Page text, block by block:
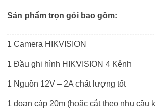
là:
hiện
2.500.000₫.
Sản phẩm trọn gói bao gồm:
1 Camera HIKVISION
1 Đầu ghi hình HIKVISION 4 Kênh
1 Nguồn 12V – 2A chất lượng tốt
1 đoạn cáp 20m (hoặc cắt theo nhu cầu